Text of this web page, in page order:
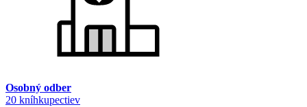
Osobný odber
20 kníhkupectiev